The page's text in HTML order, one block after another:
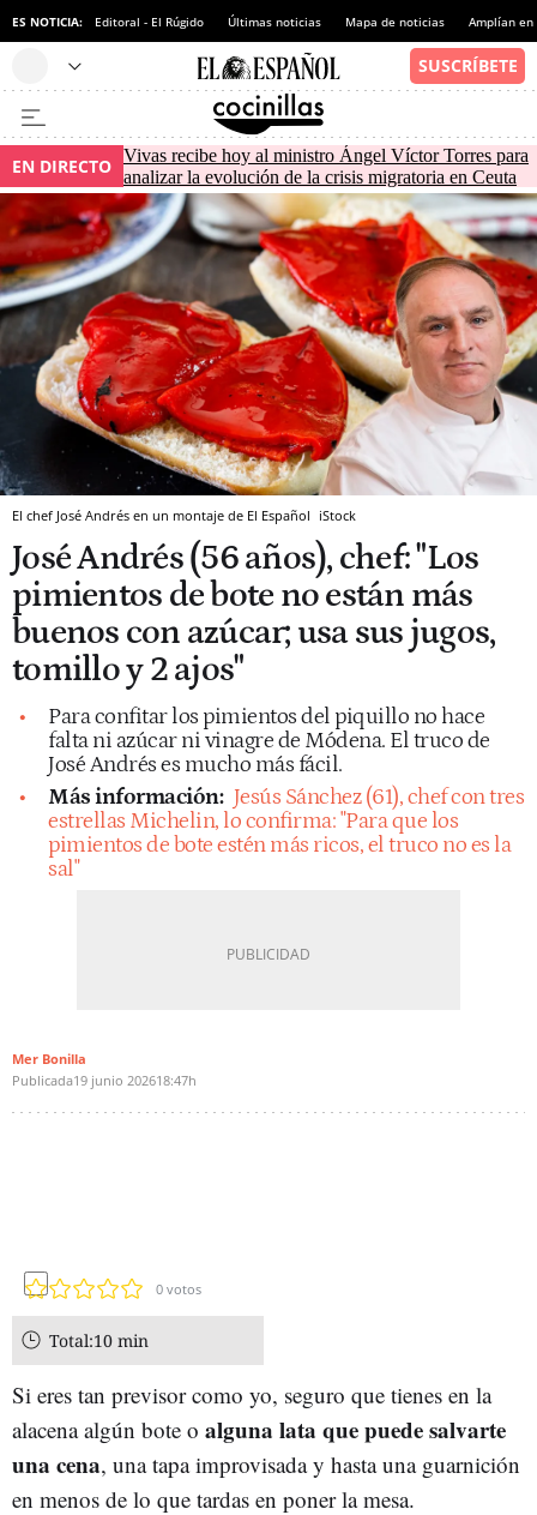
ES NOTICIA: Editoral - El Rúgido Últimas noticias Mapa de noticias Amplían
EN DIRECTO Vivas recibe hoy al ministro Ángel Víctor Torres para
analizar la evolución de la crisis migratoria en Ceuta
El chef José Andrés en un montaje de El Español iStock
José Andrés (56 años), chef: "Los
pimientos de bote no están más
buenos con azúcar; usa sus jugos,
tomillo y 2 ajos"
Para confitar los pimientos del piquillo no hace
falta ni azúcar ni vinagre de Módena. El truco de
José Andrés es mucho más fácil.
Más información: Jesús Sánchez (61), chef con tres
estrellas Michelin, lo confirma: "Para que los
pimientos de bote estén más ricos, el truco no es la
sal"
Mer Bonilla
Publicada19 junio 202618:47h
0 votos
Total:10 min
Si eres tan previsor como yo, seguro que tienes en la
alacena algún bote o alguna lata que puede salvarte
una cena, una tapa improvisada y hasta una guarnición
en menos de lo que tardas en poner la mesa.